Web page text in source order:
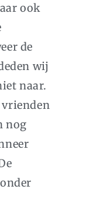
ook
de
wij
naar.
vrienden
nog